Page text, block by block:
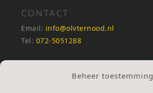
Beheer toestemming
CONTACT
Email: info@olvternood.nl
Tel: 072-5051288
REKENINGNUMMERS
NL25INGB0000672168